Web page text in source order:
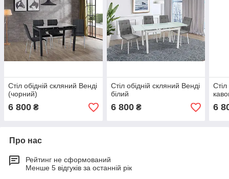
Стіл обідній скляний Венді
(чорний)
6 800 ₴
Стіл обідній скляний Венді
білий
6 800₴ 6
Про нас
Рейтинг не сформований
Менше 5 відгуків за останній рік